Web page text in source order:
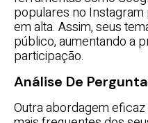
populares no
em alta. Assim, seus
público, aumentando a
participação.
Análise De
Outra abordagem